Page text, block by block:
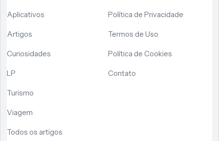
Aplicativos
Artigos
Curiosidades
LP
Turismo
Viagem
Todos os artigos
Política de Privacidade
Termos de Uso
Política de Cookies
Contato